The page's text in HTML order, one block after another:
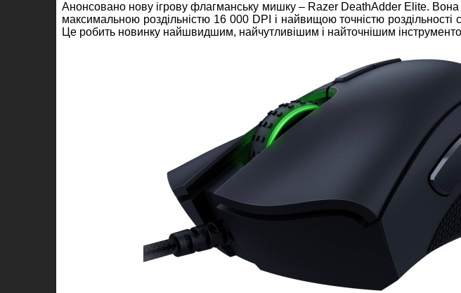
Анонсовано нову ігрову флагманську мишку – Razer DeathAdder Elite.
максимальною роздільністю 16 000 DPI і найвищою точністю роздільності
Це робить новинку найшвидшим, найчутливішим і найточнішим